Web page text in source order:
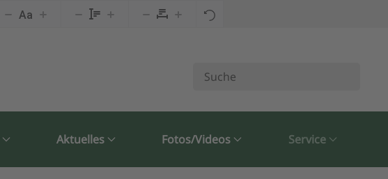
Aa
Aktuelles Fotos/Videos Service